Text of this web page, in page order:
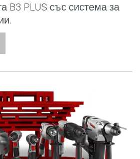
B3 PLUS със система за